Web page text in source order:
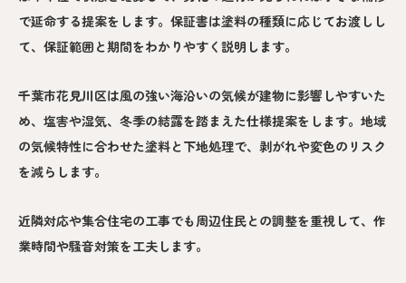
で延命する提案をします。保証書は塗料の種類に応じてお渡しし
て、保証範囲と期間をわかりやすく説明します。
千葉市花見川区は風の強い海沿いの気候が建物に影響しやすいた
め、塩害や湿気、冬季の結露を踏まえた仕様提案をします。地域
の気候特性に合わせた塗料と下地処理で、剥がれや変色のリスク
を減らします。
近隣対応や集合住宅の工事でも周辺住民との調整を重視して、作
業時間や騒音対策を工夫します。